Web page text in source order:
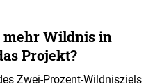
ö
Wildnis in
Projekt?
Zwei-Prozent-Wildnisziels